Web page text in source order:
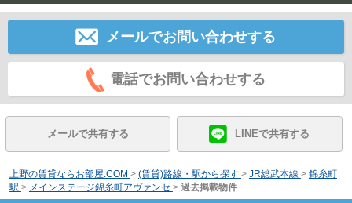
メールでお問い合わせする
電話でお問い合わせする
メールで共有する LINEで共有する
上野の賃貸ならお部屋.COM > (賃貸)路線・駅から探す > JR総武本線 > 錦糸町
駅 > メインステージ錦糸町アヴァンセ > 過去掲載物件